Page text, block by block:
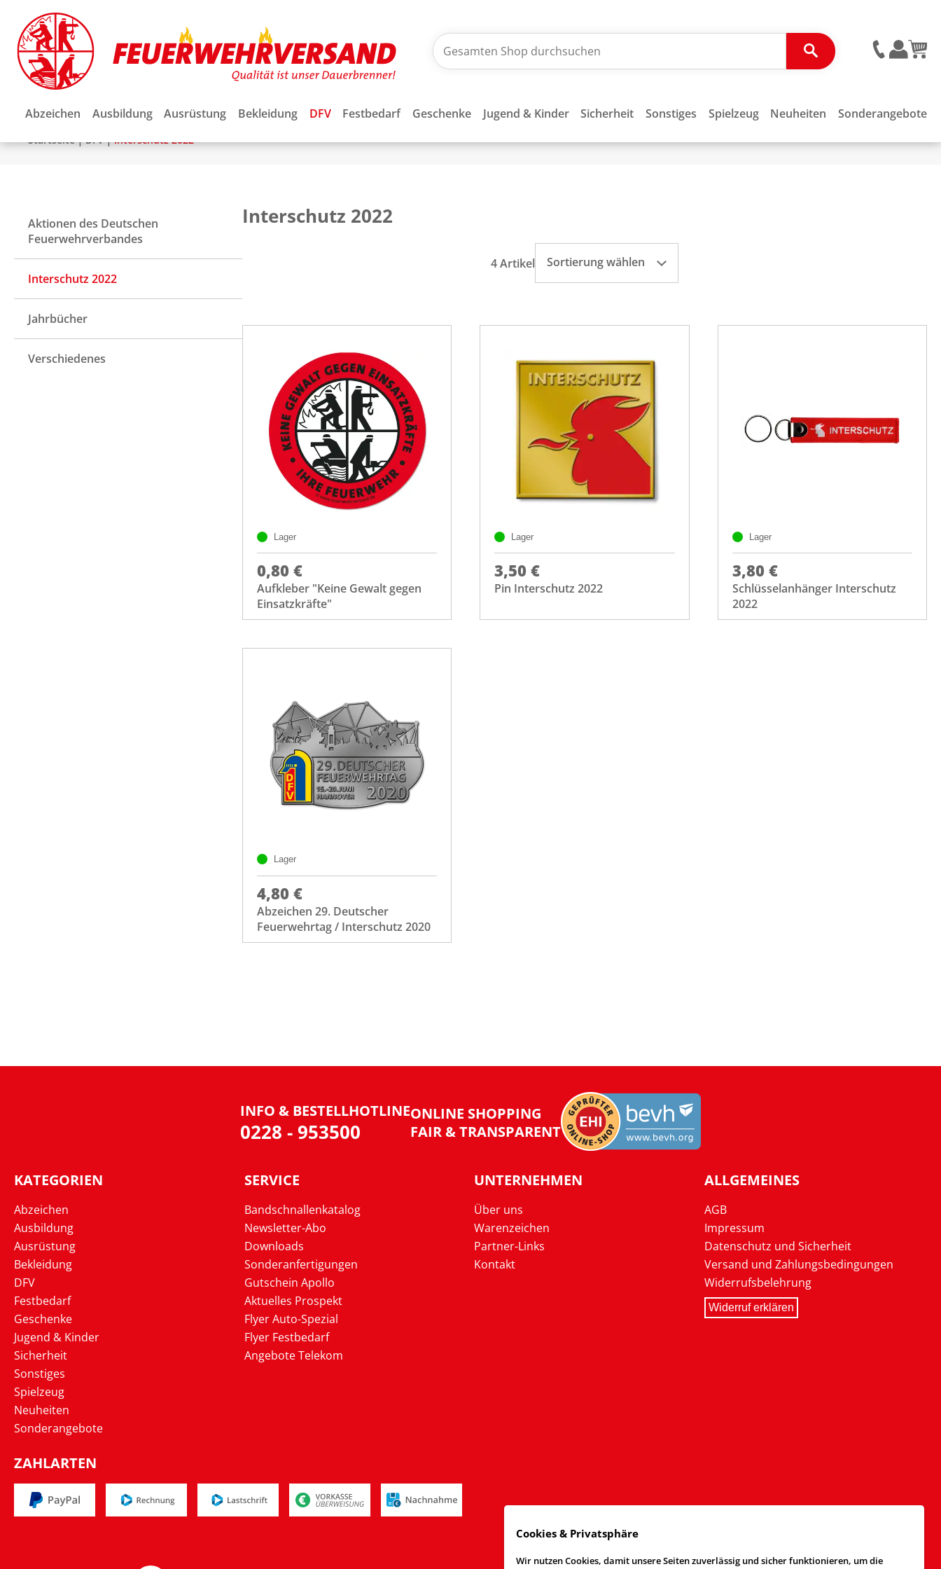
Abzeichen Ausbildung Ausrüstung Bekleidung DFV Festbedarf Geschenke Jugend & Kinder Sicherheit Sonstiges Spielzeug Neuheiten Sonderangebote
Startseite|DFV|Interschutz 2022
Aktionen des Deutschen
Feuerwehrverbandes
Interschutz 2022
Jahrbücher
Verschiedenes
Interschutz 2022
4 Artikel Sortierung wählen
Lager
0,80 €
Aufkleber "Keine Gewalt gegen
Einsatzkräfte"
Lager
3,50 €
Pin Interschutz 2022
Lager
3,80 €
Schlüsselanhänger Interschutz
2022
Lager
4,80 €
Abzeichen 29. Deutscher
Feuerwehrtag / Interschutz 2020
INFO & BESTELLHOTLINE
0228 - 953500
ONLINE SHOPPING
FAIR & TRANSPARENT
KATEGORIEN
Abzeichen
Ausbildung
Ausrüstung
Bekleidung
DFV
Festbedarf
Geschenke
Jugend & Kinder
Sicherheit
Sonstiges
Spielzeug
Neuheiten
Sonderangebote
SERVICE
Bandschnallenkatalog
Newsletter-Abo
Downloads
Sonderanfertigungen
Gutschein Apollo
Aktuelles Prospekt
Flyer Auto-Spezial
Flyer Festbedarf
Angebote Telekom
UNTERNEHMEN
Über uns
Warenzeichen
Partner-Links
Kontakt
ALLGEMEINES
AGB
Impressum
Datenschutz und Sicherheit
Versand und Zahlungsbedingungen
Widerrufsbelehrung
Widerruf erklären
ZAHLARTEN
Cookies & Privatsphäre
Wir nutzen Cookies, damit unsere Seiten zuverlässig und sicher funktionieren, um die